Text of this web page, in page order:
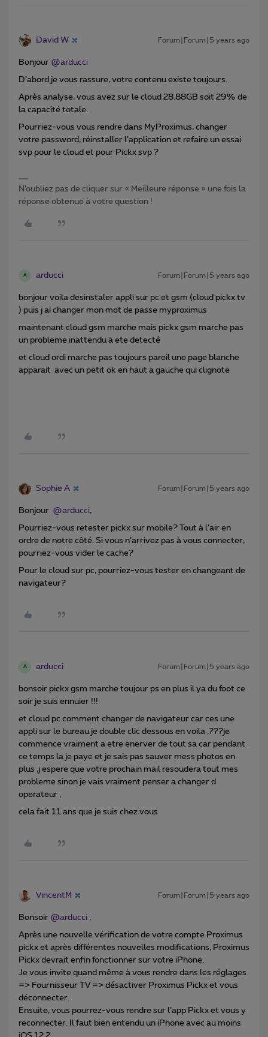
David W Forum|Forum|5 years ago
Bonjour @arducci
D’abord je vous rassure, votre contenu existe toujours.
Après analyse, vous avez sur le cloud 28.88GB soit 29% de
la capacité totale.
Pourriez-vous vous rendre dans MyProximus, changer
votre password, réinstaller l’application et refaire un essai
svp pour le cloud et pour Pickx svp ?
N’oubliez pas de cliquer sur « Meilleure réponse » une fois la
réponse obtenue à votre question !
A arducci Forum|Forum|5 years ago
bonjour voila desinstaler appli sur pc et gsm (cloud pickx tv
) puis j ai changer mon mot de passe myproximus
maintenant cloud gsm marche mais pickx gsm marche pas
un probleme inattendu a ete detecté
et cloud ordi marche pas toujours pareil une page blanche
apparait avec un petit ok en haut a gauche qui clignote
Sophie A Forum|Forum|5 years ago
Bonjour @arducci,
Pourriez-vous retester pickx sur mobile? Tout à l’air en
ordre de notre côté. Si vous n’arrivez pas à vous connecter,
pourriez-vous vider le cache?
Pour le cloud sur pc, pourriez-vous tester en changeant de
navigateur?
A arducci Forum|Forum|5 years ago
bonsoir pickx gsm marche toujour ps en plus il ya du foot ce
soir je suis ennuier !!!
et cloud pc comment changer de navigateur car ces une
appli sur le bureau je double clic dessous en voila ,???je
commence vraiment a etre enerver de tout sa car pendant
ce temps la je paye et je sais pas sauver mess photos en
plus ,j espere que votre prochain mail resoudera tout mes
probleme sinon je vais vraiment penser a changer d
operateur ,
cela fait 11 ans que je suis chez vous
VincentM Forum|Forum|5 years ago
Bonsoir @arducci ,
Après une nouvelle vérification de votre compte Proximus
pickx et après différentes nouvelles modifications, Proximus
Pickx devrait enfin fonctionner sur votre iPhone.
Je vous invite quand même à vous rendre dans les réglages
=> Fournisseur TV => désactiver Proximus Pickx et vous
déconnecter.
Ensuite, vous pourrez-vous rendre sur l’app Pickx et vous y
reconnecter. Il faut bien entendu un iPhone avec au moins